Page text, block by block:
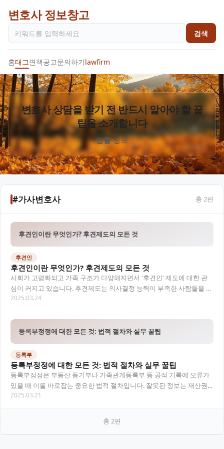
변호사 정보창고
검색
홈태그면책공고문의하기lawfirm
변호사 상담을 받기 전 반드시 알아야 할 꿀
팁을 소개합니다
법률 정보
#가사변호사 총 2편
후견인이란 무엇인가? 후견제도의 모든 것
후견인
후견인이란 무엇인가? 후견제도의 모든 것
사회가 고령화되고 가족 구조가 다양해지면서 '후견인' 제도에 대한 관
심이 커지고 있습니다. 후견제도는 의사결정 능력이 부족한 사람들을 보
호하고 지원하기 위한 법적 장치로, 특히 치…
2025.03.24
등록부정정에 대한 모든 것: 법적 절차와 실무 꿀팁
등록부
등록부정정에 대한 모든 것: 법적 절차와 실무 꿀팁
등록부정정은 부동산 등기부나 가족관계등록부 등 공적 기록에 오류가
있을 때 이를 바로잡는 중요한 법적 절차입니다. 잘못된 정보는 재산권,
상속, 신분 관계 등에 큰 영향을 미칠 수…
2025.03.21
총 2편